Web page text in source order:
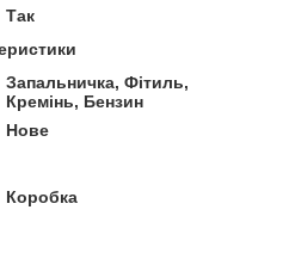
Так
Запальничка, Фітиль,
Кремінь, Бензин
Нове
Коробка